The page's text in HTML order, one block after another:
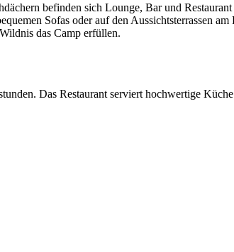
befinden sich Lounge, Bar und
Sofas oder auf den Aussichtsterrassen
das Camp erfüllen.
Das Restaurant serviert hochwertige